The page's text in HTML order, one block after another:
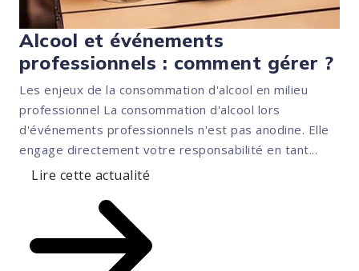
Alcool et événements
professionnels : comment gérer ?
Les enjeux de la consommation d'alcool en milieu
professionnel La consommation d'alcool lors
d'événements professionnels n'est pas anodine. Elle
engage directement votre responsabilité en tant...
Lire cette actualité